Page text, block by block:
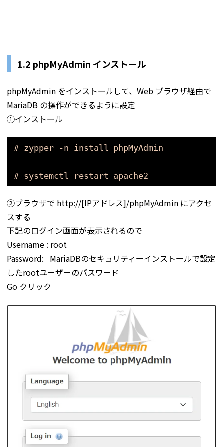
1.2 phpMyAdmin インストール
phpMyAdmin をインストールして、Web ブラウザ経由で
MariaDB の操作ができるように設定
①インストール
# zypper -n install phpMyAdmin
# systemctl restart apache2
②ブラウザで http://[IPアドレス]/phpMyAdmin にアクセ
スする
下記のログイン画面が表示されるので
Username : root
Password: MariaDBのセキュリティーインストールで設定
したrootユーザーのパスワード
Go クリック